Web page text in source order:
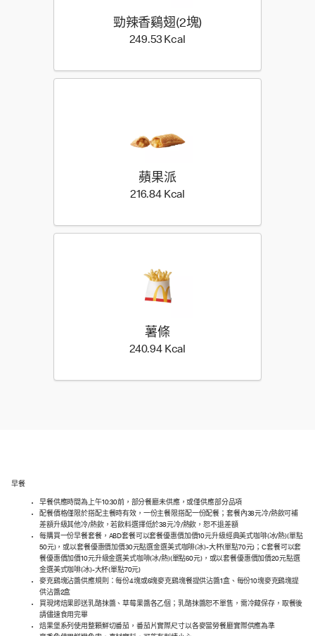
勁辣香鷄翅(2塊)
249.53 Kcal
蘋果派
216.84 Kcal
薯條
240.94 Kcal
早餐
早餐供應時間為上午10:30前，部分餐廳未供應，或僅供應部分品項
配餐價格僅限於搭配主餐時有效，一份主餐限搭配一份配餐；套餐內38元冷/熱飲可補
差額升級其他冷/熱飲，若飲料選擇低於38元冷/熱飲，恕不退差額
每購買一份早餐套餐，ABD套餐可以套餐優惠價加價10元升級經典美式咖啡(冰/熱)(單點
50元)，或以套餐優惠價加價30元點選金選美式咖啡(冰)-大杯(單點70元)；C套餐可以套
餐優惠價加價10元升級金選美式咖啡(冰/熱)(單點60元)，或以套餐優惠價加價20元點選
金選美式咖啡(冰)-大杯(單點70元)
麥克鷄塊沾醬供應規則：每份4塊或6塊麥克鷄塊餐提供沾醬1盒、每份10塊麥克鷄塊提
供沾醬2盒
買現烤焙果即送乳酪抹醬、草莓果醬各乙個；乳酪抹醬恕不單售，需冷藏保存，取餐後
請儘速食用完畢
焙果堡系列使用整顆鮮切番茄，番茄片實際尺寸以各麥當勞餐廳實際供應為準